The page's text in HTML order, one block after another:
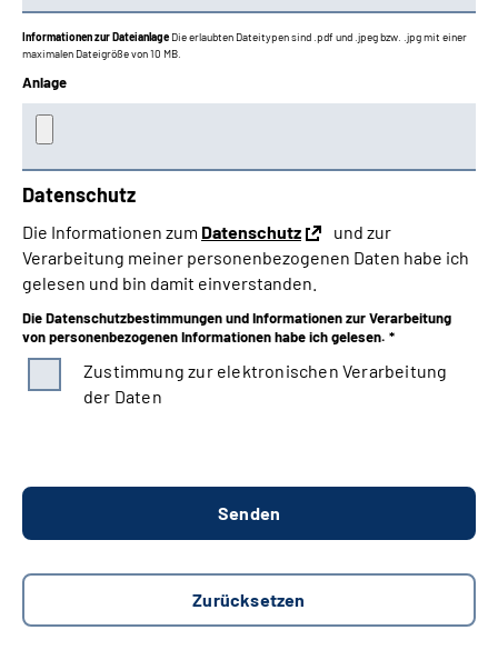
Informationen zur Dateianlage Die erlaubten Dateitypen sind .pdf und .jpeg bzw. .jpg mit einer
maximalen Dateigröße von 10 MB.
Anlage
Datenschutz
Die Informationen zum Datenschutz
und zur
Verarbeitung meiner personenbezogenen Daten habe ich
gelesen und bin damit einverstanden.
Die Datenschutzbestimmungen und Informationen zur Verarbeitung
von personenbezogenen Informationen habe ich gelesen. *
Zustimmung zur elektronischen Verarbeitung
der Daten